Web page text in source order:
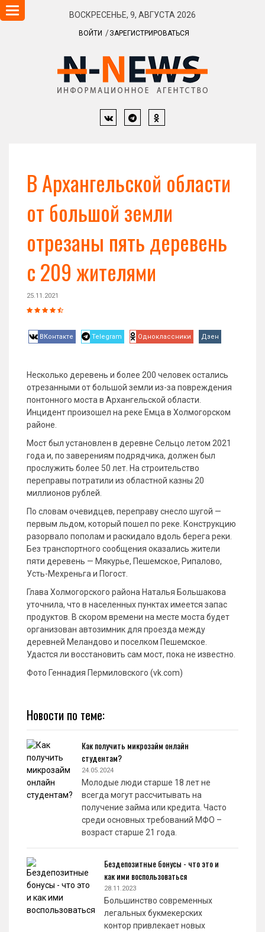
ВОСКРЕСЕНЬЕ, 9, АВГУСТА 2026
ВОЙТИ ЗАРЕГИСТРИРОВАТЬСЯ
Навигация
В Архангельской области
от большой земли
отрезаны пять деревень
с 209 жителями
25.11.2021
ВКонтакте Telegram Одноклассники Дзен
Несколько деревень и более 200 человек остались
отрезанными от большой земли из-за повреждения
понтонного моста в Архангельской области.
Инцидент произошел на реке Емца в Холмогорском
районе.
Мост был установлен в деревне Сельцо летом 2021
года и, по заверениям подрядчика, должен был
прослужить более 50 лет. На строительство
переправы потратили из областной казны 20
миллионов рублей.
По словам очевидцев, переправу снесло шугой —
первым льдом, который пошел по реке. Конструкцию
разорвало пополам и раскидало вдоль берега реки.
Без транспортного сообщения оказались жители
пяти деревень — Мякурье, Пешемское, Рипалово,
Усть-Мехреньга и Погост.
Глава Холмогорского района Наталья Большакова
уточнила, что в населенных пунктах имеется запас
продуктов. В скором времени на месте моста будет
организован автозимник для проезда между
деревней Меландово и поселком Пешемское.
Удастся ли восстановить сам мост, пока не известно.
Фото Геннадия Пермиловского (vk.com)
Новости по теме:
Как получить микрозайм онлайн
студентам?
24.05.2024
Молодые люди старше 18 лет не
всегда могут рассчитывать на
получение займа или кредита. Часто
среди основных требований МФО –
возраст старше 21 года.
Бездепозитные бонусы - что это и
как ими воспользоваться
28.11.2023
Большинство современных
легальных букмекерских
контор привлекает новых